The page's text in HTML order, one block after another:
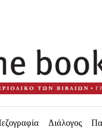
Διάλογος